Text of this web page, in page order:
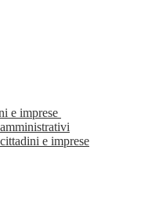
e imprese
e imprese